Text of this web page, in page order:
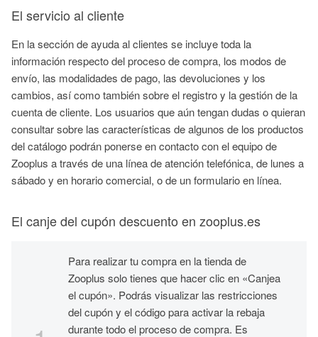
El servicio al cliente
En la sección de ayuda al clientes se incluye toda la
información respecto del proceso de compra, los modos de
envío, las modalidades de pago, las devoluciones y los
cambios, así como también sobre el registro y la gestión de la
cuenta de cliente. Los usuarios que aún tengan dudas o quieran
consultar sobre las características de algunos de los productos
del catálogo podrán ponerse en contacto con el equipo de
Zooplus a través de una línea de atención telefónica, de lunes a
sábado y en horario comercial, o de un formulario en línea.
El canje del cupón descuento en zooplus.es
Para realizar tu compra en la tienda de
Zooplus solo tienes que hacer clic en «Canjea
el cupón». Podrás visualizar las restricciones
del cupón y el código para activar la rebaja
durante todo el proceso de compra. Es